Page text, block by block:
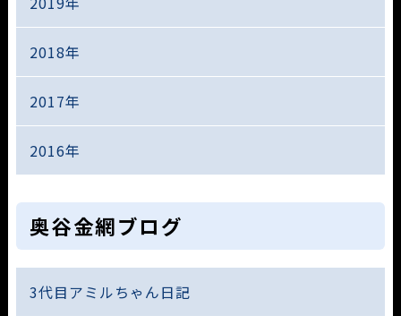
2018年
2017年
2016年
奥谷金網ブログ
3代目アミルちゃん日記